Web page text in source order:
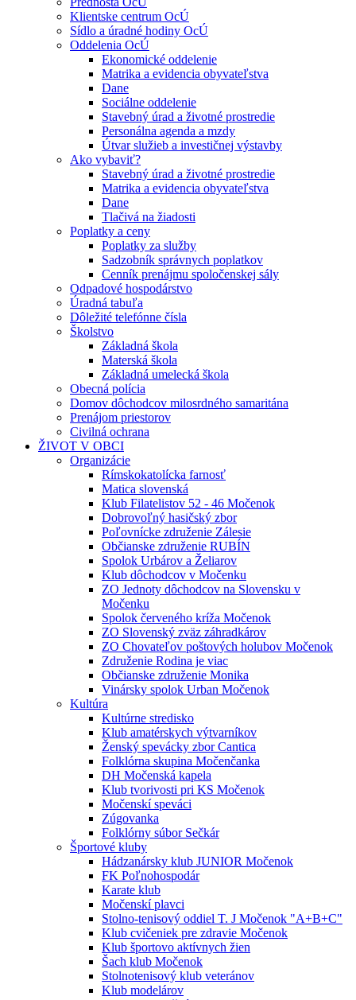
Klientske centrum OcÚ
Sídlo a úradné hodiny OcÚ
Oddelenia OcÚ
Ekonomické oddelenie
Matrika a evidencia obyvateľstva
Dane
Sociálne oddelenie
Stavebný úrad a životné prostredie
Personálna agenda a mzdy
Útvar služieb a investičnej výstavby
Ako vybaviť?
Stavebný úrad a životné prostredie
Matrika a evidencia obyvateľstva
Dane
Tlačivá na žiadosti
Poplatky a ceny
Poplatky za služby
Sadzobník správnych poplatkov
Cenník prenájmu spoločenskej sály
Odpadové hospodárstvo
Úradná tabuľa
Dôležité telefónne čísla
Školstvo
Základná škola
Materská škola
Základná umelecká škola
Obecná polícia
Domov dôchodcov milosrdného samaritána
Prenájom priestorov
Civilná ochrana
ŽIVOT V OBCI
Organizácie
Rímskokatolícka farnosť
Matica slovenská
Klub Filatelistov 52 - 46 Močenok
Dobrovoľný hasičský zbor
Poľovnícke združenie Zálesie
Občianske združenie RUBÍN
Spolok Urbárov a Želiarov
Klub dôchodcov v Močenku
ZO Jednoty dôchodcov na Slovensku v
Močenku
Spolok červeného kríža Močenok
ZO Slovenský zväz záhradkárov
ZO Chovateľov poštových holubov Močenok
Združenie Rodina je viac
Občianske združenie Monika
Vinársky spolok Urban Močenok
Kultúra
Kultúrne stredisko
Klub amatérskych výtvarníkov
Ženský spevácky zbor Cantica
Folklórna skupina Močenčanka
DH Močenská kapela
Klub tvorivosti pri KS Močenok
Močenskí speváci
Zúgovanka
Folklórny súbor Sečkár
Športové kluby
Hádzanársky klub JUNIOR Močenok
FK Poľnohospodár
Karate klub
Močenskí plavci
Stolno-tenisový oddiel T. J Močenok "A+B+C"
Klub cvičeniek pre zdravie Močenok
Klub športovo aktívnych žien
Šach klub Močenok
Stolnotenisový klub veteránov
Klub modelárov